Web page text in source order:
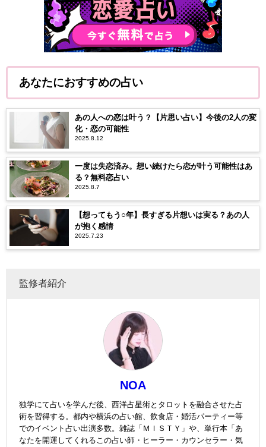
あなたにおすすめの占い
あの人への恋は叶う？【片思い占い】今後の2人の変
化・恋の可能性
2025.8.12
一度は失恋済み。想い続けたら恋が叶う可能性はあ
る？無料恋占い
2025.8.7
【想ってもう○年】長すぎる片想いは実る？あの人
が抱く感情
2025.7.23
監修者紹介
NOA
独学にて占いを学んだ後、西洋占星術とタロットを融合させた占
術を習得する。都内や横浜の占い館、飲食店・婚活パーティー等
でのイベント占い出演多数。雑誌「ＭＩＳＴＹ」や、単行本「あ
なたを開運してくれるこの占い師・ヒーラー・カウンセラー・気